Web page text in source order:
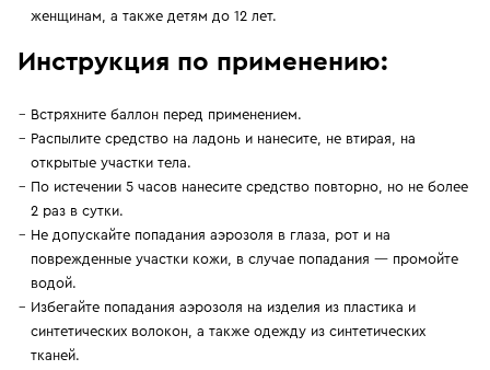
женщинам, а также детям до 12 лет.
Инструкция по применению:
Встряхните баллон перед применением.
Распылите средство на ладонь и нанесите, не втирая, на
открытые участки тела.
По истечении 5 часов нанесите средство повторно, но не более
2 раз в сутки.
Не допускайте попадания аэрозоля в глаза, рот и на
поврежденные участки кожи, в случае попадания — промойте
водой.
Избегайте попадания аэрозоля на изделия из пластика и
синтетических волокон, а также одежду из синтетических
тканей.